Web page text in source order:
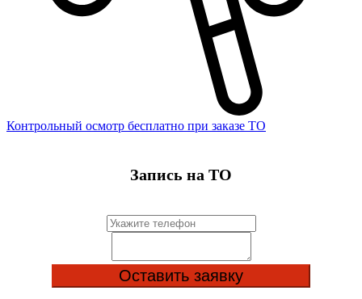
Контрольный осмотр бесплатно при заказе ТО
Запись на ТО